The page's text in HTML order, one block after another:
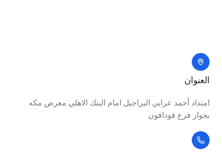
العنوان
امتداد أحمد عرابي البراجيل امام البنك الاهلي معرض مكه
بجوار فرع فودافون